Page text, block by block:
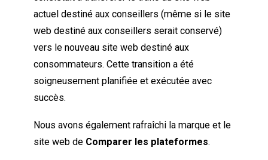
actuel destiné aux conseillers (même si le site
web destiné aux conseillers serait conservé)
vers le nouveau site web destiné aux
consommateurs. Cette transition a été
soigneusement planifiée et exécutée avec
succès.
Nous avons également rafraîchi la marque et le
site web de Comparer les plateformes.